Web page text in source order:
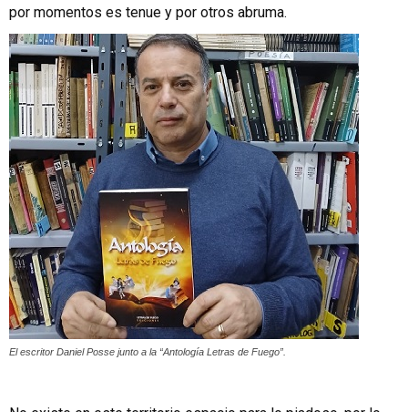
por momentos es tenue y por otros abruma.
El escritor Daniel Posse junto a la “Antología Letras de Fuego”.